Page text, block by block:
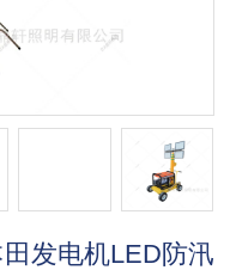
发电机LED防汛